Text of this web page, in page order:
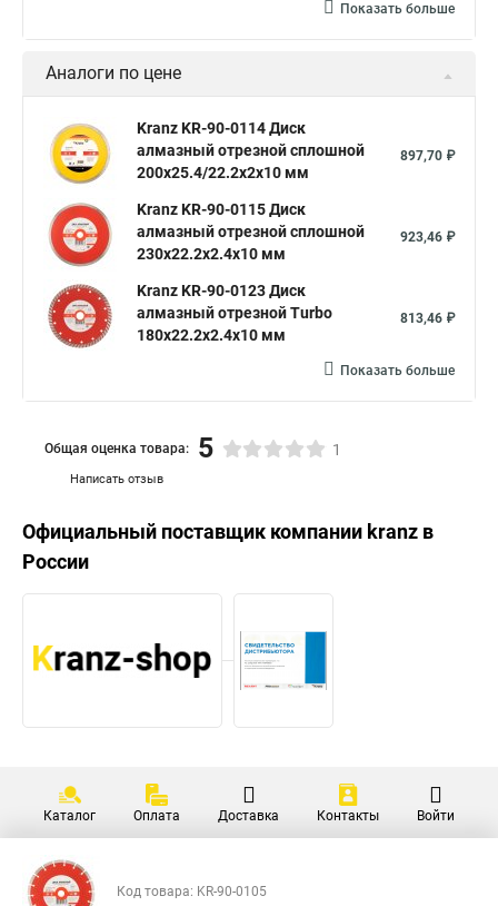
Показать больше
Аналоги по цене
Kranz KR-90-0114 Диск
алмазный отрезной сплошной
200x25.4/22.2x2x10 мм
897,70 ₽
Kranz KR-90-0115 Диск
алмазный отрезной сплошной
230x22.2x2.4x10 мм
923,46 ₽
Kranz KR-90-0123 Диск
алмазный отрезной Turbo
180x22.2x2.4x10 мм
813,46 ₽
Показать больше
Написать отзыв
Общая оценка товара: 5 1
Официальный поставщик компании kranz в
России
Каталог Оплата Доставка Контакты Войти
Код товара: KR-90-0105